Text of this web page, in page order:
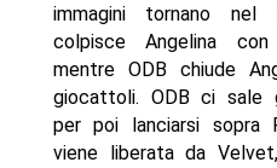
immagini tornano
colpisce Angelina
mentre ODB chiude
giocattoli. ODB ci sale
per poi lanciarsi sopra
viene liberata da